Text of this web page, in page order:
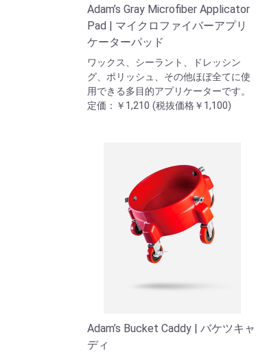
Adam’s Gray Microfiber Applicator
Pad | マイクロファイバーアプリ
ケーターパッド
ワックス、シーラント、ドレッシン
グ、ポリッシュ、その他ほぼ全てに使
用できる多目的アプリケーターです。
定価：￥1,210 (税抜価格￥1,100)
Adam’s Bucket Caddy | バケツキャ
ディ